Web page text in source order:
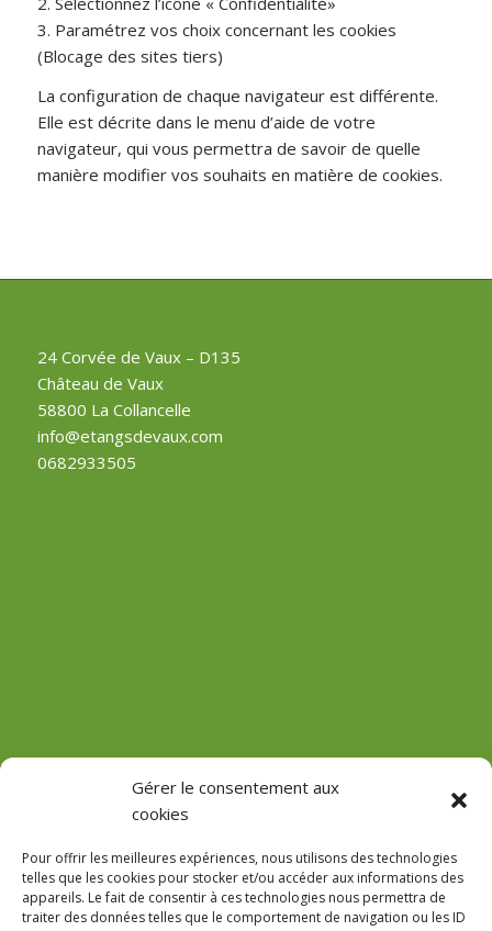
Gérer le consentement aux
cookies
Pour offrir les meilleures expériences, nous utilisons des technologies
telles que les cookies pour stocker et/ou accéder aux informations des
appareils. Le fait de consentir à ces technologies nous permettra de
traiter des données telles que le comportement de navigation ou les ID
3. Paramétrez vos choix concernant les cookies
(Blocage des sites tiers)
La configuration de chaque navigateur est différente.
Elle est décrite dans le menu d’aide de votre
navigateur, qui vous permettra de savoir de quelle
manière modifier vos souhaits en matière de cookies.
24 Corvée de Vaux – D135
Château de Vaux
58800 La Collancelle
info@etangsdevaux.com
0682933505
GPS : 47.184471755485816, 3.618713022912785